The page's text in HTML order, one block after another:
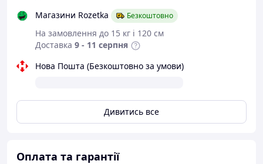
Магазини Rozetka
Безкоштовно
На замовлення до 15 кг і 120 см
Доставка 9 - 11 серпня
Нова Пошта (Безкоштовно за умови)
Дивитись все
Оплата та гарантії